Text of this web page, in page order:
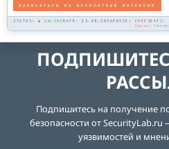
ЗАПИСАТЬСЯ НА БЕСПЛАТНЫЙ ИНТЕНСИВ
STATUS: ● ONLINE DATE: 13.08.2026 PRICE: FREE SEATS:
Реклама.
Подпишитесь на получение
безопасности от SecurityLab.ru
уязвимостей и